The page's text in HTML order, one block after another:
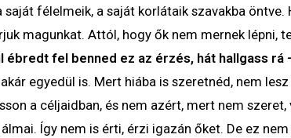
saját félelmeik, a saját korlátaik szavakba öntve.
magunkat. Attól, hogy ők nem mernek lépni,
ébredt fel benned ez az érzés, hát hallgass rá
egyedül is. Mert hiába is szeretnéd, nem
a céljaidban, és nem azért, mert nem szeret,
Így nem is érti, érzi igazán őket. De ez nem